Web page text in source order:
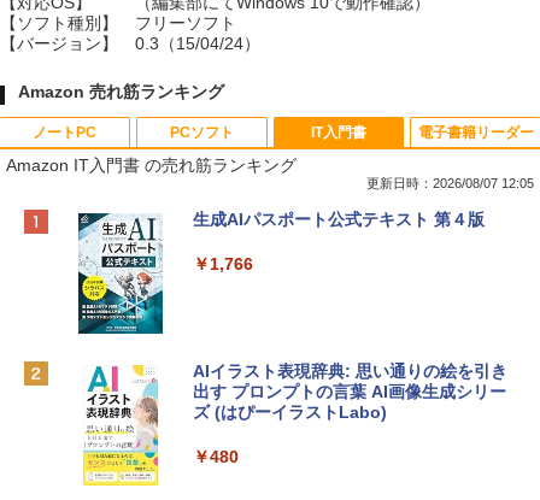
【ソフト種別】
フリーソフト
【バージョン】
0.3（15/04/24）
Amazon 売れ筋ランキング
ノートPC
Apple 2026 MacBook Neo A18 Proチッ
e Intelligence、Liquid Retinaディスプ
￥162,598
tomtoc 360°保護 15.6 16インチ パソコ
PCソフト
Robloxギフトカード - 800 Robux 【限
インゲームコード】 ロブロックス | オン
Microsoft Office Home & Business 202
4(最新 永続版)|オンラインコード版|Wind
IT入門書
Amazon IT入門書 の売れ筋ランキング
更新日時：2026/08/07 12:05
生成AIパスポート公式テキスト 第４版
￥1,766
AIイラスト表現辞典: 思い通りの絵を引き
出す プロンプトの言葉 AI画像生成シリー
ズ (はぴーイラストLabo)
￥480
電子書籍リーダー